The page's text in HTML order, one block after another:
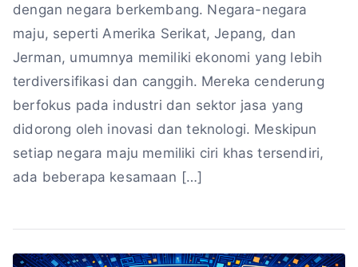
dengan negara berkembang. Negara-negara
maju, seperti Amerika Serikat, Jepang, dan
Jerman, umumnya memiliki ekonomi yang lebih
terdiversifikasi dan canggih. Mereka cenderung
berfokus pada industri dan sektor jasa yang
didorong oleh inovasi dan teknologi. Meskipun
setiap negara maju memiliki ciri khas tersendiri,
ada beberapa kesamaan […]